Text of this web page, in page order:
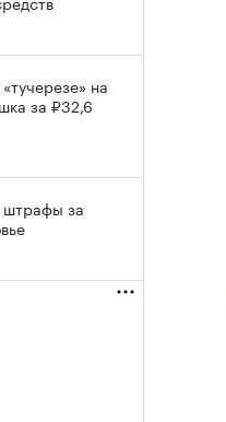
на
за ₽32,6
штрафы за